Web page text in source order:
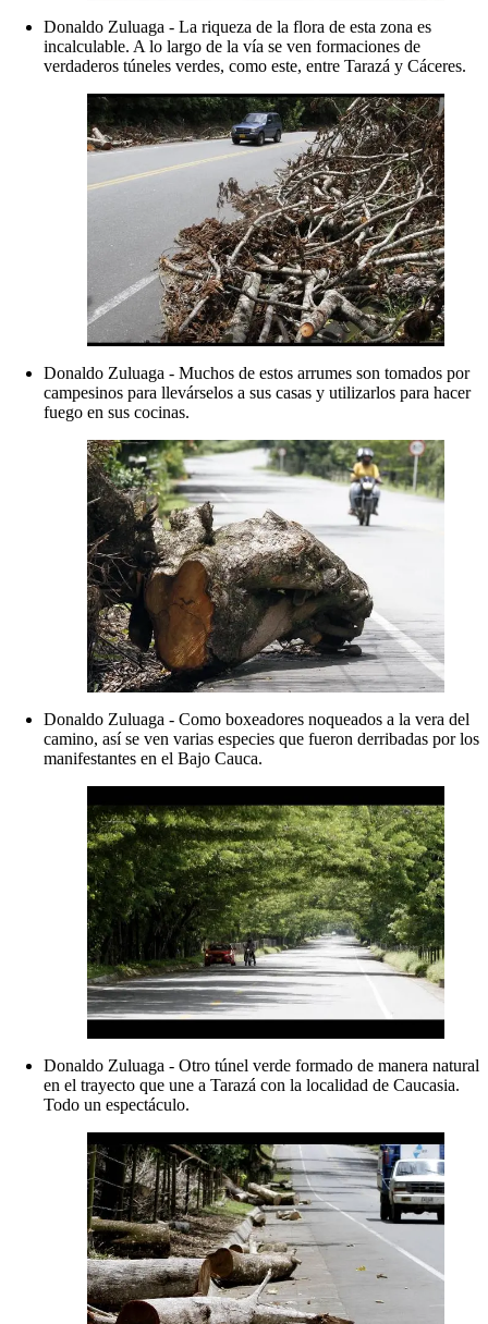
Donaldo Zuluaga - La riqueza de la flora de esta zona es
incalculable. A lo largo de la vía se ven formaciones de
verdaderos túneles verdes, como este, entre Tarazá y Cáceres.
Donaldo Zuluaga - Muchos de estos arrumes son tomados por
campesinos para llevárselos a sus casas y utilizarlos para hacer
fuego en sus cocinas.
Donaldo Zuluaga - Como boxeadores noqueados a la vera del
camino, así se ven varias especies que fueron derribadas por los
manifestantes en el Bajo Cauca.
Donaldo Zuluaga - Otro túnel verde formado de manera natural
en el trayecto que une a Tarazá con la localidad de Caucasia.
Todo un espectáculo.